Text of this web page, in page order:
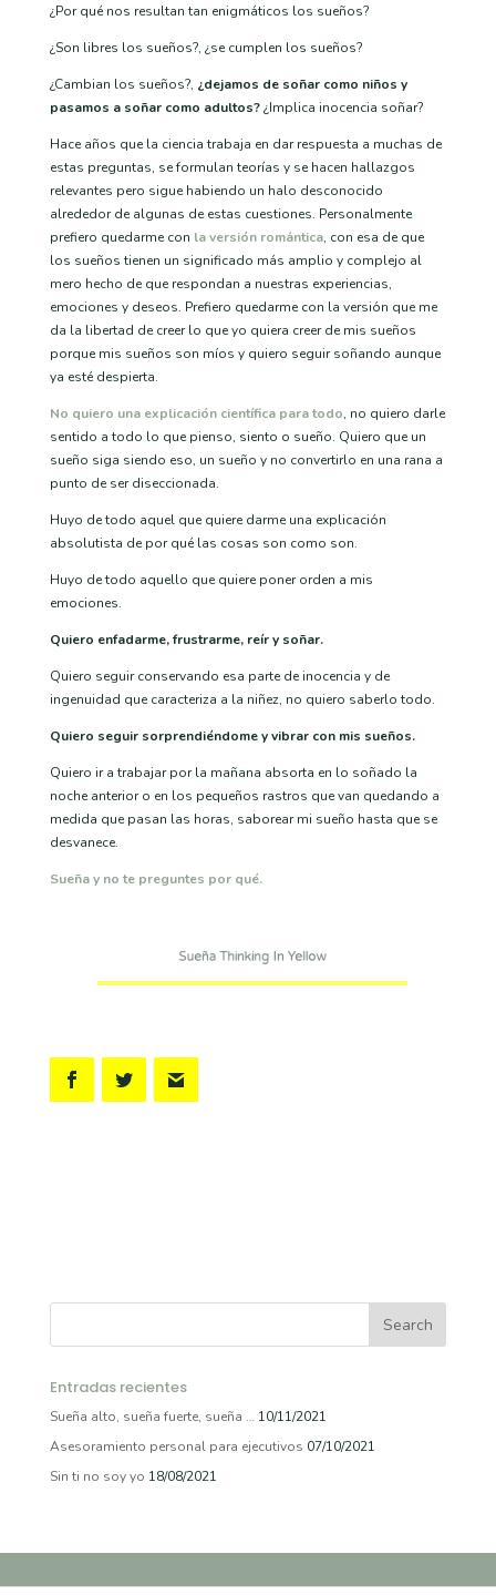
¿Por qué nos resultan tan enigmáticos los sueños?
¿Son libres los sueños?, ¿se cumplen los sueños?
¿Cambian los sueños?, ¿dejamos de soñar como niños y
pasamos a soñar como adultos?¿Implica inocencia soñar?
Hace años que la ciencia trabaja en dar respuesta a muchas de
estas preguntas, se formulan teorías y se hacen hallazgos
relevantes pero sigue habiendo un halo desconocido
alrededor de algunas de estas cuestiones. Personalmente
prefiero quedarme con la versión romántica, con esa de que
los sueños tienen un significado más amplio y complejo al
mero hecho de que respondan a nuestras experiencias,
emociones y deseos. Prefiero quedarme con la versión que me
da la libertad de creer lo que yo quiera creer de mis sueños
porque mis sueños son míos y quiero seguir soñando aunque
ya esté despierta.
No quiero una explicación científica para todo, no quiero darle
sentido a todo lo que pienso, siento o sueño. Quiero que un
sueño siga siendo eso, un sueño y no convertirlo en una rana a
punto de ser diseccionada.
Huyo de todo aquel que quiere darme una explicación
absolutista de por qué las cosas son como son.
Huyo de todo aquello que quiere poner orden a mis
emociones.
Quiero enfadarme, frustrarme, reír y soñar.
Quiero seguir conservando esa parte de inocencia y de
ingenuidad que caracteriza a la niñez, no quiero saberlo todo.
Quiero seguir sorprendiéndome y vibrar con mis sueños.
Quiero ir a trabajar por la mañana absorta en lo soñado la
noche anterior o en los pequeños rastros que van quedando a
medida que pasan las horas, saborear mi sueño hasta que se
desvanece.
Sueña y no te preguntes por qué.
Sueña Thinking In Yellow
Entradas recientes
Sueña alto, sueña fuerte, sueña … 10/11/2021
Asesoramiento personal para ejecutivos 07/10/2021
Sin ti no soy yo 18/08/2021